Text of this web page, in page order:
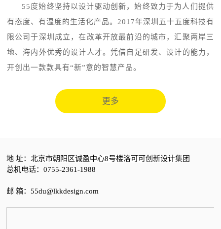
55度始终坚持以设计驱动创新，始终致力于为人们提供
有态度、有温度的生活化产品。2017年深圳五十五度科技有
限公司于深圳成立，在改革开放最前沿的城市，汇聚两岸三
地、海内外优秀的设计人才。凭借自足研发、设计的能力，
开创出一款款具有“新”意的智慧产品。
更多
地 址：北京市朝阳区诚盈中心8号楼洛可可创新设计集团
总机电话：0755-2361-1988
邮 箱：55du@lkkdesign.com